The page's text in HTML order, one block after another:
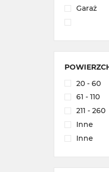
Garaż
20 - 60
61 - 110
211 - 260
Inne
Inne